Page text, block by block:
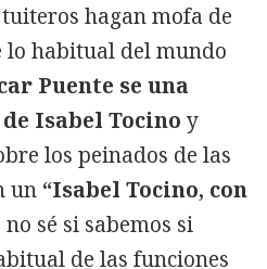
hagan mofa de
habitual del mundo
Puente se una
Isabel Tocino y
los peinados de las
un “Isabel Tocino, con
no sé si sabemos si
de las funciones